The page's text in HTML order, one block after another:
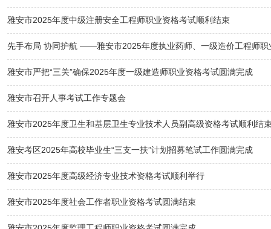
雅安市2025年度中级注册安全工程师职业资格考试顺利结束
先手布局 协同护航 ——雅安市2025年度执业药师、一级造价工程师职
雅安市严把“三关”确保2025年度一级建造师职业资格考试圆满完成
雅安市召开人事考试工作专题会
雅安市2025年度卫生和基层卫生专业技术人员副高级资格考试顺利结
雅安考区2025年高校毕业生“三支一扶”计划招募笔试工作圆满完成
雅安市2025年度高级经济专业技术资格考试顺利举行
雅安市2025年度社会工作者职业资格考试圆满结束